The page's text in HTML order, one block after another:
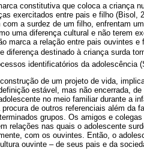
constitutiva que coloca a criança
exercitados entre pais e filho (Bisol,
a surdez de um filho, enfrentam
uma diferença cultural e não terem
marca a relação entre pais ouvintes
destinado à criança surda
identificatórios da adolescência
de um projeto de vida,
estável, mas não encerrada,
no meio familiar durante a
de outros referenciais além da
grupos. Os amigos e
relações nas quais o adolescente
com os ouvintes. Então, o
ouvinte – de seus pais e da